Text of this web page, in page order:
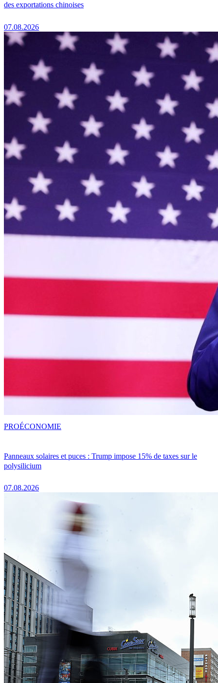
des exportations chinoises
07.08.2026
Panneaux solaires et puces : Trump impose 15% de taxes sur le
polysilicium
07.08.2026
PROÉCONOMIE